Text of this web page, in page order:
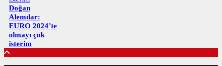
Doğan
Alemdar:
EURO 2024’te
olmayı çok
isterim